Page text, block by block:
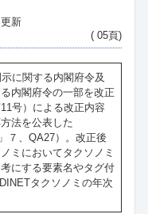
新
( 05頁)
に関する内閣府令及
内閣府令の一部を改正
号）による改正内容
法を公表した
７、QA27）。改正後
ミにおいてタクソノミ
にする要素名やタグ付
タクソノミの年次